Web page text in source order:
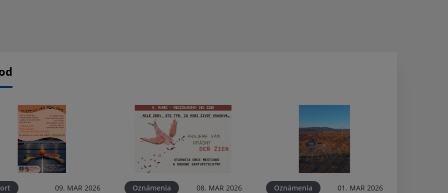
09. MAR 2026 Oznámenia 08. MAR 2026 Oznámenia 01. MAR 2026